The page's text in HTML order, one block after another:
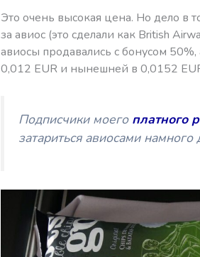
Это очень высокая цена. Но дело в
за авиос (это сделали как British
авиосы продавались с бонусом
0,012 EUR и нынешней в 0,0152
Подписчики моего платного
затариться авиосами